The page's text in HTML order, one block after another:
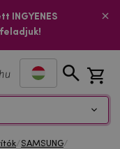
INGYENES
/SAMSUNG/